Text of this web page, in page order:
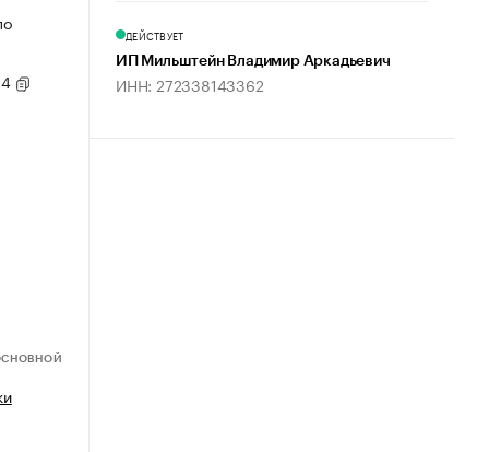
ДЕЙСТВУЕТ
ИП Мильштейн Владимир Аркадьевич
ИНН: 272338143362